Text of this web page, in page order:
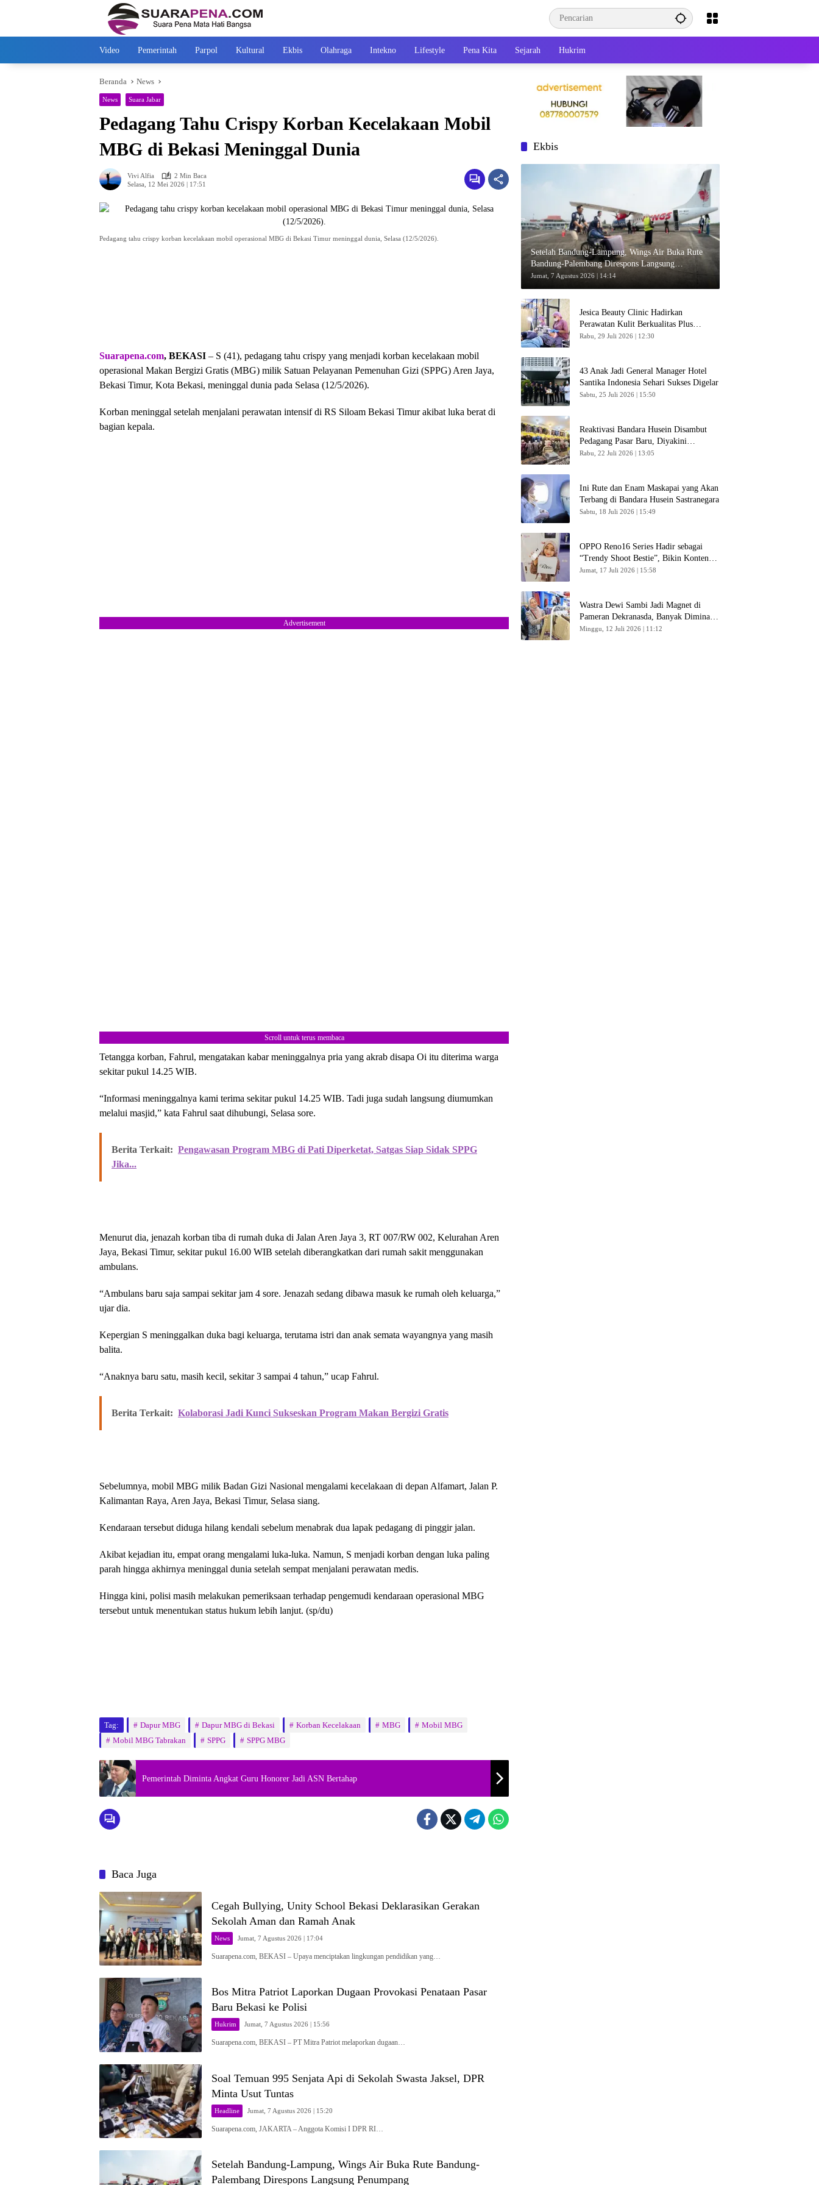
Video Pemerintah Parpol Kultural Ekbis Olahraga Intekno Lifestyle Pena Kita Sejarah Hukrim
Beranda News
News Suara Jabar
Pedagang Tahu Crispy Korban Kecelakaan Mobil
MBG di Bekasi Meninggal Dunia
Vivi Alfia
2 Min Baca
Selasa, 12 Mei 2026 | 17:51
Pedagang tahu crispy korban kecelakaan mobil operasional MBG di Bekasi Timur meninggal dunia, Selasa (12/5/2026).
Suarapena.com, BEKASI – S (41), pedagang tahu crispy yang menjadi korban kecelakaan mobil
operasional Makan Bergizi Gratis (MBG) milik Satuan Pelayanan Pemenuhan Gizi (SPPG) Aren Jaya,
Bekasi Timur, Kota Bekasi, meninggal dunia pada Selasa (12/5/2026).
Korban meninggal setelah menjalani perawatan intensif di RS Siloam Bekasi Timur akibat luka berat di
bagian kepala.
Advertisement
Scroll untuk terus membaca
Tetangga korban, Fahrul, mengatakan kabar meninggalnya pria yang akrab disapa Oi itu diterima warga
sekitar pukul 14.25 WIB.
“Informasi meninggalnya kami terima sekitar pukul 14.25 WIB. Tadi juga sudah langsung diumumkan
melalui masjid,” kata Fahrul saat dihubungi, Selasa sore.
Berita Terkait: Pengawasan Program MBG di Pati Diperketat, Satgas Siap Sidak SPPG
Jika...
Menurut dia, jenazah korban tiba di rumah duka di Jalan Aren Jaya 3, RT 007/RW 002, Kelurahan Aren
Jaya, Bekasi Timur, sekitar pukul 16.00 WIB setelah diberangkatkan dari rumah sakit menggunakan
ambulans.
“Ambulans baru saja sampai sekitar jam 4 sore. Jenazah sedang dibawa masuk ke rumah oleh keluarga,”
ujar dia.
Kepergian S meninggalkan duka bagi keluarga, terutama istri dan anak semata wayangnya yang masih
balita.
“Anaknya baru satu, masih kecil, sekitar 3 sampai 4 tahun,” ucap Fahrul.
Berita Terkait: Kolaborasi Jadi Kunci Sukseskan Program Makan Bergizi Gratis
Sebelumnya, mobil MBG milik Badan Gizi Nasional mengalami kecelakaan di depan Alfamart, Jalan P.
Kalimantan Raya, Aren Jaya, Bekasi Timur, Selasa siang.
Kendaraan tersebut diduga hilang kendali sebelum menabrak dua lapak pedagang di pinggir jalan.
Akibat kejadian itu, empat orang mengalami luka-luka. Namun, S menjadi korban dengan luka paling
parah hingga akhirnya meninggal dunia setelah sempat menjalani perawatan medis.
Hingga kini, polisi masih melakukan pemeriksaan terhadap pengemudi kendaraan operasional MBG
tersebut untuk menentukan status hukum lebih lanjut. (sp/du)
Tag: Dapur MBG Dapur MBG di Bekasi Korban Kecelakaan MBG
Mobil MBG
Mobil MBG Tabrakan
SPPG SPPG MBG
Pemerintah Diminta Angkat Guru Honorer Jadi ASN Bertahap
Baca Juga
Cegah Bullying, Unity School Bekasi Deklarasikan Gerakan
Sekolah Aman dan Ramah Anak
News Jumat, 7 Agustus 2026 | 17:04
Suarapena.com, BEKASI – Upaya menciptakan lingkungan pendidikan yang…
Bos Mitra Patriot Laporkan Dugaan Provokasi Penataan Pasar
Baru Bekasi ke Polisi
Hukrim Jumat, 7 Agustus 2026 | 15:56
Suarapena.com, BEKASI – PT Mitra Patriot melaporkan dugaan…
Soal Temuan 995 Senjata Api di Sekolah Swasta Jaksel, DPR
Minta Usut Tuntas
Headline Jumat, 7 Agustus 2026 | 15:20
Suarapena.com, JAKARTA – Anggota Komisi I DPR RI…
Setelah Bandung-Lampung, Wings Air Buka Rute Bandung-
Palembang Direspons Langsung Penumpang
Ekbis
Setelah Bandung-Lampung, Wings Air Buka Rute
Bandung-Palembang Direspons Langsung
Penumpang
Jumat, 7 Agustus 2026 | 14:14
Jesica Beauty Clinic Hadirkan
Perawatan Kulit Berkualitas Plus
Konsultasi Gratis
Rabu, 29 Juli 2026 | 12:30
43 Anak Jadi General Manager Hotel
Santika Indonesia Sehari Sukses Digelar
Sabtu, 25 Juli 2026 | 15:50
Reaktivasi Bandara Husein Disambut
Pedagang Pasar Baru, Diyakini
Bangkitkan Kembali Ekonomi Bandung
Rabu, 22 Juli 2026 | 13:05
Ini Rute dan Enam Maskapai yang Akan
Terbang di Bandara Husein Sastranegara
Sabtu, 18 Juli 2026 | 15:49
OPPO Reno16 Series Hadir sebagai
“Trendy Shoot Bestie”, Bikin Konten
Kreator Makin Betah
Jumat, 17 Juli 2026 | 15:58
Wastra Dewi Sambi Jadi Magnet di
Pameran Dekranasda, Banyak Diminati
Pengunjung
Minggu, 12 Juli 2026 | 11:12